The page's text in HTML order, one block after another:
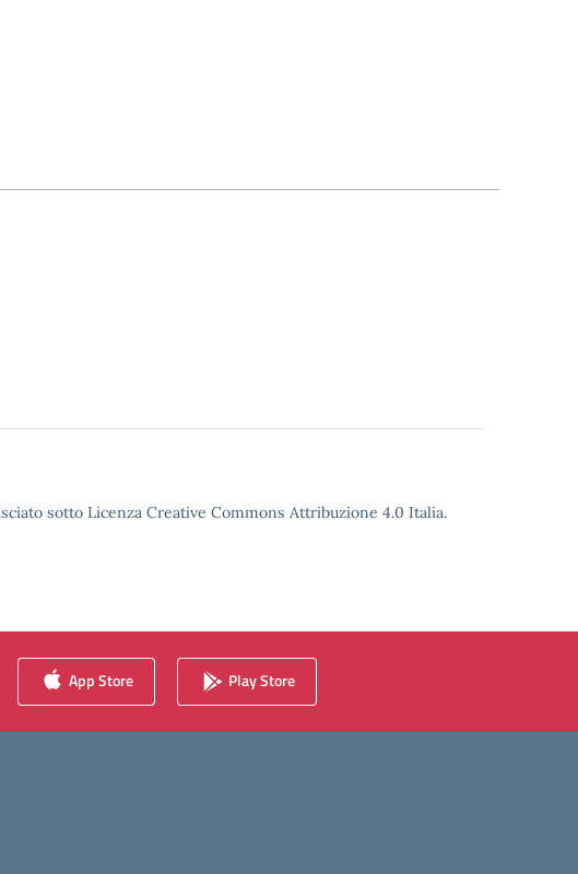
sotto Licenza Creative Commons Attribuzione 4.0 Italia.
App Store Play Store